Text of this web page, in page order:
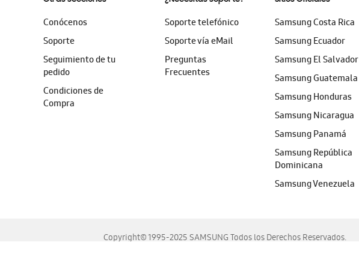
Conócenos
Soporte
Seguimiento de tu
pedido
Condiciones de
Compra
Soporte telefónico
Soporte vía eMail
Preguntas
Frecuentes
Samsung Costa Rica
Samsung Ecuador
Samsung El Salvador
Samsung Guatemala
Samsung Honduras
Samsung Nicaragua
Samsung Panamá
Samsung República
Dominicana
Samsung Venezuela
Copyright© 1995-2025 SAMSUNG Todos los Derechos Reservados.